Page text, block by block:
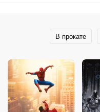
В прокате